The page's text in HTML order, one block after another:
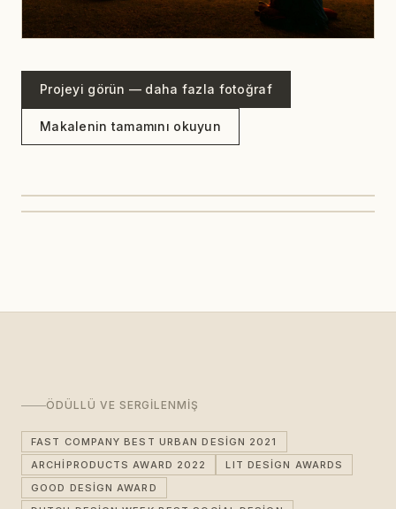
Projeyi görün — daha fazla fotoğraf
Makalenin tamamını okuyun
ÖDÜLLÜ VE SERGILENMIŞ
FAST COMPANY BEST URBAN DESIGN 2021
ARCHIPRODUCTS AWARD 2022
LIT DESIGN AWARDS
GOOD DESIGN AWARD